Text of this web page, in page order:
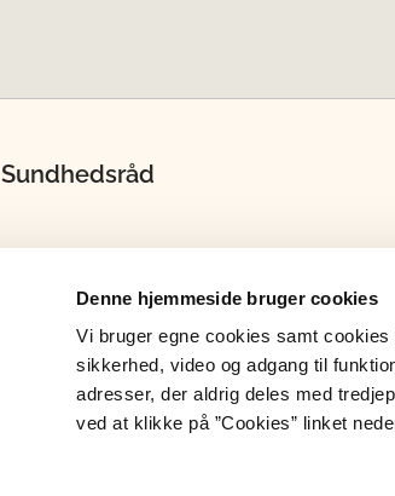
Denne hjemmeside bruger cookies
Vi bruger egne cookies samt
sikkerhed, video og adgang til
adresser, der aldrig deles med
ved at klikke på ”Cookies” linket